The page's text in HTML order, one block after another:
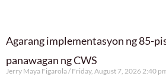
Agarang implementasyon ng 85-
panawagan ng CWS
Jerry Maya Figarola Friday, August 7, 2026 2:40